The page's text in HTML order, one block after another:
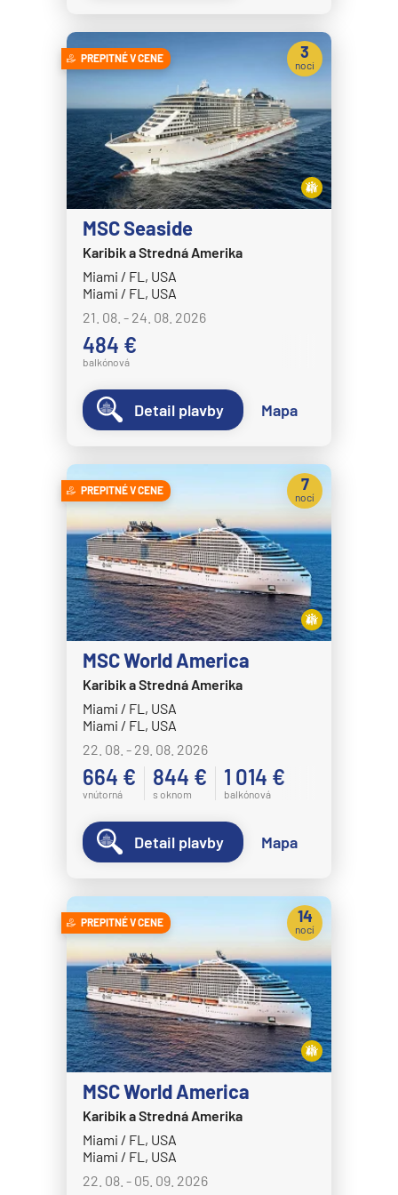
Crystal Symphony
Cunard Line
Queen Elizabeth
Queen Mary 2
Queen Victoria
Disney Cruise Line
Disney Adventure
Disney Destiny
Disney Dream
Disney Fantasy
Disney Magic
Disney Treasure
Disney Wish
Explora Journeys
Explora I
Explora II
Explora III
Explora IV
Explora V
Explora VI
Hapag-Lloyd Cruises
HANSEATIC inspiration
HANSEATIC nature
HANSEATIC spirit
MS Europa
MS Europa 2
Holland America Line
MS Eurodam
MS Koningsdam
MS Nieuw Amsterdam
MS Nieuw Statendam
MS Noordam
MS Oosterdam
MS Rotterdam
MS Volendam
MS Westerdam
PREPITNÉ V CENE
MSC Seaside
Karibik a Stredná Amerika
Miami / FL, USA
Miami / FL, USA
21. 08. - 24. 08. 2026
484 €
balkónová
3
noci
Detail plavby Mapa
PREPITNÉ V CENE
MSC World America
Karibik a Stredná Amerika
Miami / FL, USA
Miami / FL, USA
22. 08. - 29. 08. 2026
664 €
vnútorná
844 €
s oknom
1 014 €
balkónová
7
nocí
Detail plavby Mapa
PREPITNÉ V CENE
MSC World America
Karibik a Stredná Amerika
Miami / FL, USA
Miami / FL, USA
22. 08. - 05. 09. 2026
14
nocí